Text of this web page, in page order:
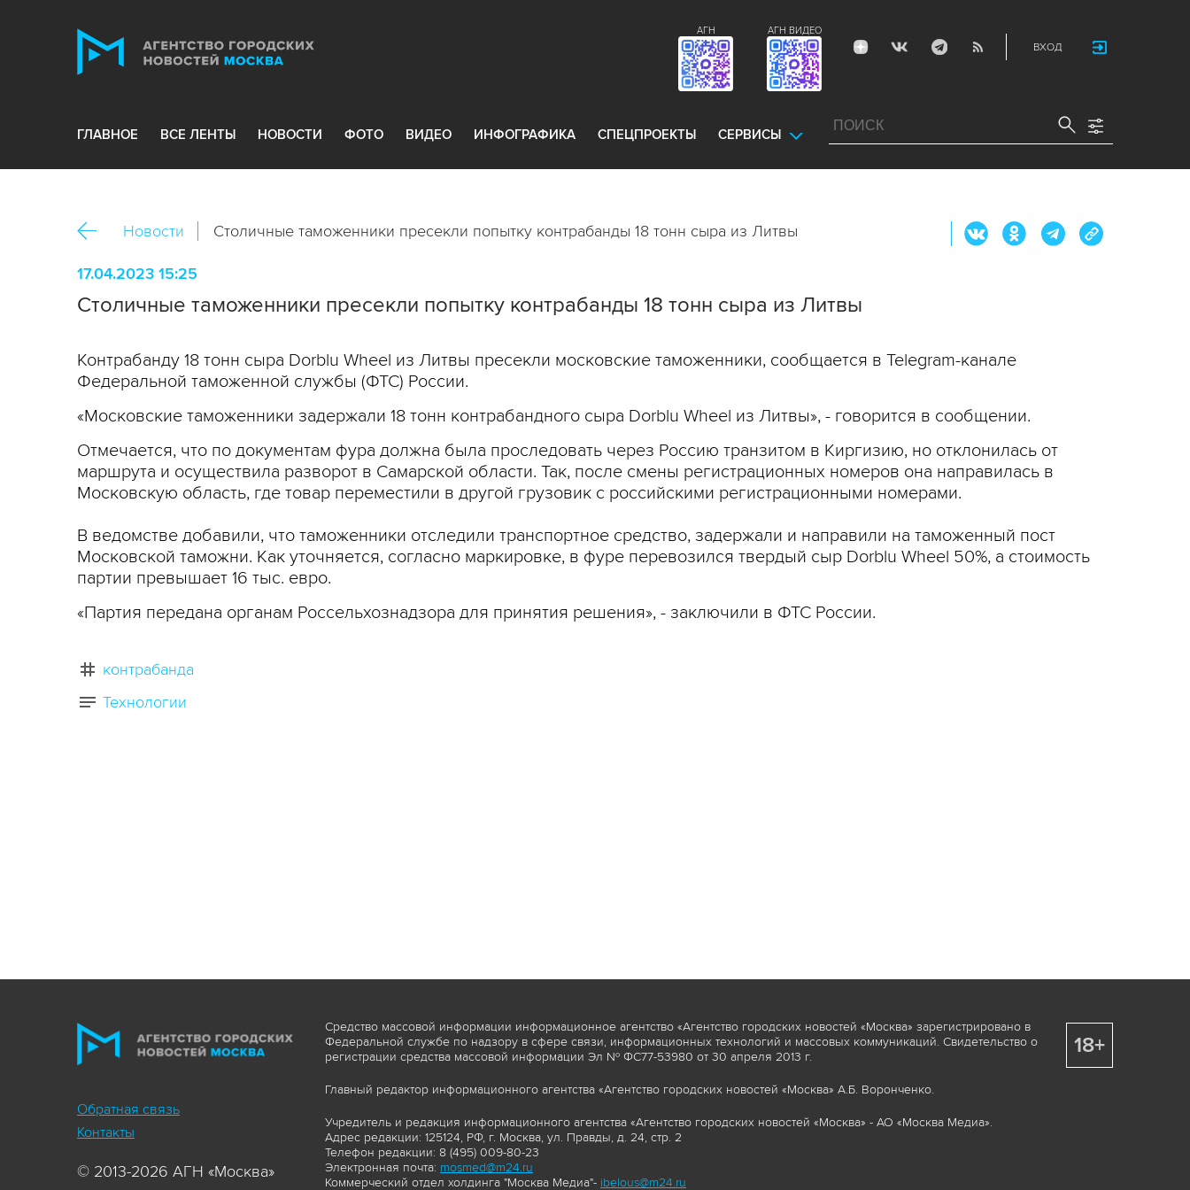
ВХОД
АГН ВИДЕО
АГН
ГЛАВНОЕ ВСЕ ЛЕНТЫ НОВОСТИ ФОТО ВИДЕО ИНФОГРАФИКА СПЕЦПРОЕКТЫ СЕРВИСЫ
Новости Столичные таможенники пресекли попытку контрабанды 18 тонн сыра из Литвы
17.04.2023 15:25
Столичные таможенники пресекли попытку контрабанды 18 тонн сыра из Литвы
Контрабанду 18 тонн сыра Dorblu Wheel из Литвы пресекли московские таможенники, сообщается в Telegram-канале
Федеральной таможенной службы (ФТС) России.
«Московские таможенники задержали 18 тонн контрабандного сыра Dorblu Wheel из Литвы», - говорится в сообщении.
Отмечается, что по документам фура должна была проследовать через Россию транзитом в Киргизию, но отклонилась от
маршрута и осуществила разворот в Самарской области. Так, после смены регистрационных номеров она направилась в
Московскую область, где товар переместили в другой грузовик с российскими регистрационными номерами.
В ведомстве добавили, что таможенники отследили транспортное средство, задержали и направили на таможенный пост
Московской таможни. Как уточняется, согласно маркировке, в фуре перевозился твердый сыр Dorblu Wheel 50%, а стоимость
партии превышает 16 тыс. евро.
«Партия передана органам Россельхознадзора для принятия решения», - заключили в ФТС России.
контрабанда
Технологии
Обратная связь
Контакты
© 2013-2026 АГН «Москва»
Средство массовой информации информационное агентство «Агентство городских новостей «Москва» зарегистрировано в
Федеральной службе по надзору в сфере связи, информационных технологий и массовых коммуникаций. Свидетельство о
регистрации средства массовой информации Эл № ФС77-53980 от 30 апреля 2013 г.
Главный редактор информационного агентства «Агентство городских новостей «Москва» А.Б. Воронченко.
Учредитель и редакция информационного агентства «Агентство городских новостей «Москва» - АО «Москва Медиа».
Адрес редакции: 125124, РФ, г. Москва, ул. Правды, д. 24, стр. 2
Телефон редакции: 8 (495) 009-80-23
Электронная почта: mosmed@m24.ru
Коммерческий отдел холдинга "Москва Медиа"- ibelous@m24.ru
18+